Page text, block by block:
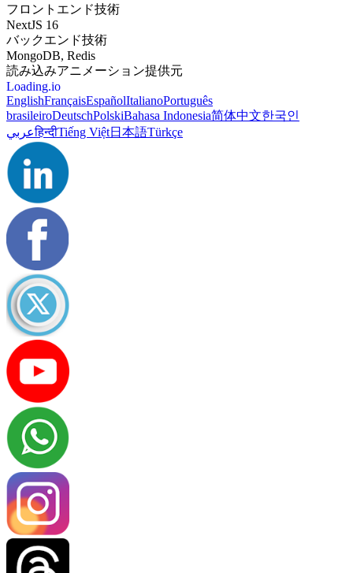
フロントエンド技術
NextJS 16
バックエンド技術
MongoDB, Redis
読み込みアニメーション提供元
Loading.io
EnglishFrançaisEspañolItalianoPortuguês
brasileiroDeutschPolskiBahasa Indonesia简体中文한국인
عربيहिन्दीTiếng Việt日本語Türkçe